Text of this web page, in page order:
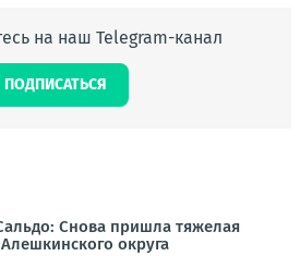
на наш Telegram-канал
ПОДПИСАТЬСЯ
Снова пришла тяжелая
округа